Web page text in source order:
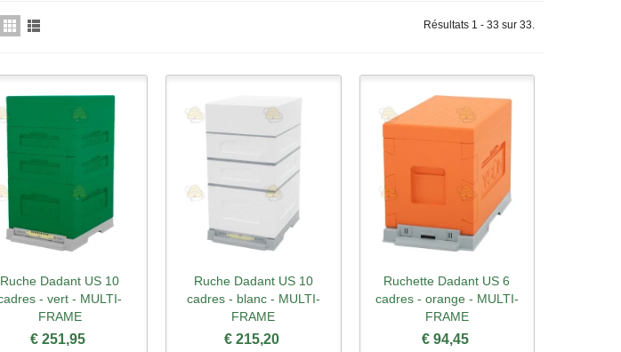
Résultats 1 - 33 sur 33.
Aperçu rapide
Ruche Dadant US 10
- vert - MULTI-
FRAME
€ 251,95
Aperçu rapide
Ruche Dadant US 10
cadres - blanc - MULTI-
FRAME
€ 215,20
Aperçu rapide
Ruchette Dadant US 6
cadres - orange - MULTI-
FRAME
€ 94,45